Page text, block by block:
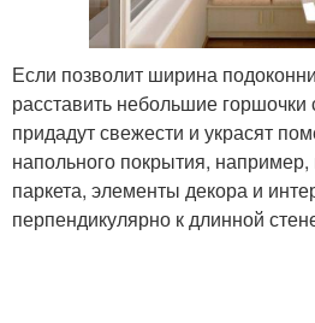
Если позволит ширина
расставить небольшие горшочки
придадут свежести и украсят
напольного покрытия,
паркета, элементы декора и
перпендикулярно к длинной